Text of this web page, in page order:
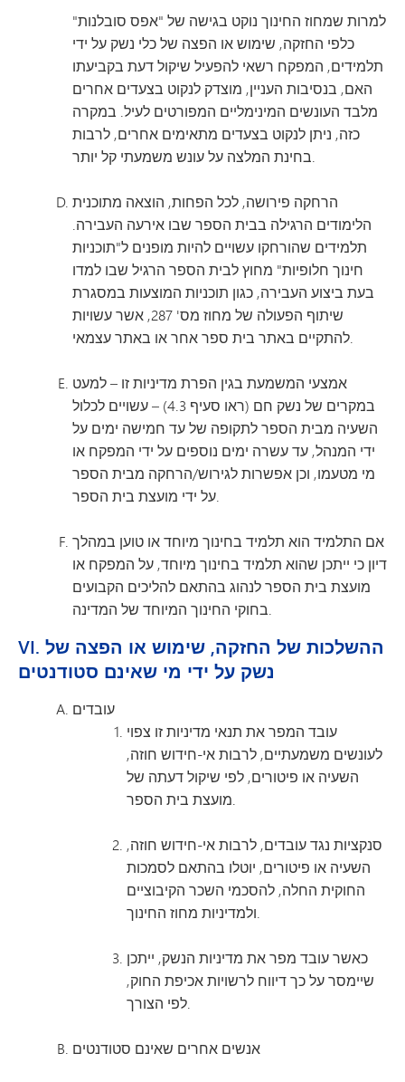
למרות שמחוז החינוך נוקט בגישה של "אפס סובלנות"
כלפי החזקה, שימוש או הפצה של כלי נשק על ידי
תלמידים, המפקח רשאי להפעיל שיקול דעת בקביעתו
האם, בנסיבות העניין, מוצדק לנקוט בצעדים אחרים
מלבד העונשים המינימליים המפורטים לעיל. במקרה
כזה, ניתן לנקוט בצעדים מתאימים אחרים, לרבות
בחינת המלצה על עונש משמעתי קל יותר.
הרחקה פירושה, לכל הפחות, הוצאה מתוכנית
הלימודים הרגילה בבית הספר שבו אירעה העבירה.
תלמידים שהורחקו עשויים להיות מופנים ל"תוכניות
חינוך חלופיות" מחוץ לבית הספר הרגיל שבו למדו
בעת ביצוע העבירה, כגון תוכניות המוצעות במסגרת
שיתוף הפעולה של מחוז מס' 287, אשר עשויות
להתקיים באתר בית ספר אחר או באתר עצמאי.
אמצעי המשמעת בגין הפרת מדיניות זו – למעט
במקרים של נשק חם (ראו סעיף 4.3) – עשויים לכלול
השעיה מבית הספר לתקופה של עד חמישה ימים על
ידי המנהל, עד עשרה ימים נוספים על ידי המפקח או
מי מטעמו, וכן אפשרות לגירוש/הרחקה מבית הספר
על ידי מועצת בית הספר.
אם התלמיד הוא תלמיד בחינוך מיוחד או טוען במהלך
דיון כי ייתכן שהוא תלמיד בחינוך מיוחד, על המפקח או
מועצת בית הספר לנהוג בהתאם להליכים הקבועים
בחוקי החינוך המיוחד של המדינה.
VI. ההשלכות של החזקה, שימוש או הפצה של
נשק על ידי מי שאינם סטודנטים
עובדים
עובד המפר את תנאי מדיניות זו צפוי
לעונשים משמעתיים, לרבות אי-חידוש חוזה,
השעיה או פיטורים, לפי שיקול דעתה של
מועצת בית הספר.
סנקציות נגד עובדים, לרבות אי-חידוש חוזה,
השעיה או פיטורים, יוטלו בהתאם לסמכות
החוקית החלה, להסכמי השכר הקיבוציים
ולמדיניות מחוז החינוך.
כאשר עובד מפר את מדיניות הנשק, ייתכן
שיימסר על כך דיווח לרשויות אכיפת החוק,
לפי הצורך.
אנשים אחרים שאינם סטודנטים